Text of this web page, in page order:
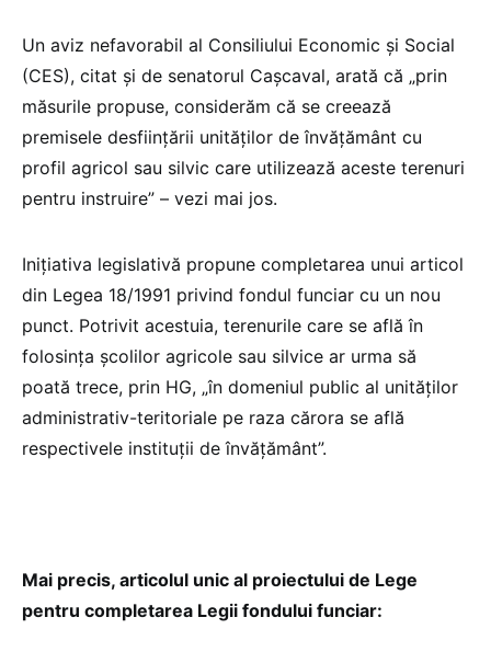
Un aviz nefavorabil al Consiliului Economic și Social
(CES), citat și de senatorul Cașcaval, arată că „prin
măsurile propuse, considerăm că se creează
premisele desființării unităților de învățământ cu
profil agricol sau silvic care utilizează aceste terenuri
pentru instruire” – vezi mai jos.
Inițiativa legislativă propune completarea unui articol
din Legea 18/1991 privind fondul funciar cu un nou
punct. Potrivit acestuia, terenurile care se află în
folosința școlilor agricole sau silvice ar urma să
poată trece, prin HG, „în domeniul public al unităţilor
administrativ-teritoriale pe raza cărora se află
respectivele instituţii de învăţământ”.
Mai precis, articolul unic al proiectului de Lege
pentru completarea Legii fondului funciar: